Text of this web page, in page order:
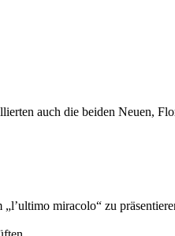
auch die beiden Neuen,
miracolo“ zu